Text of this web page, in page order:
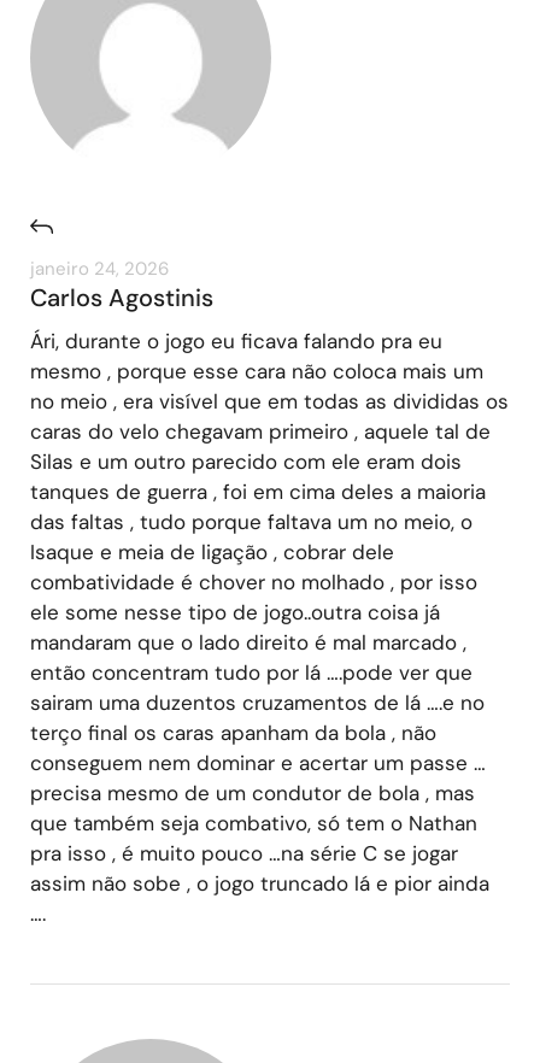
janeiro 24, 2026
Carlos Agostinis
Ári, durante o jogo eu ficava falando pra eu
mesmo , porque esse cara não coloca mais um
no meio , era visível que em todas as divididas os
caras do velo chegavam primeiro , aquele tal de
Silas e um outro parecido com ele eram dois
tanques de guerra , foi em cima deles a maioria
das faltas , tudo porque faltava um no meio, o
Isaque e meia de ligação , cobrar dele
combatividade é chover no molhado , por isso
ele some nesse tipo de jogo..outra coisa já
mandaram que o lado direito é mal marcado ,
então concentram tudo por lá ….pode ver que
sairam uma duzentos cruzamentos de lá ….e no
terço final os caras apanham da bola , não
conseguem nem dominar e acertar um passe …
precisa mesmo de um condutor de bola , mas
que também seja combativo, só tem o Nathan
pra isso , é muito pouco …na série C se jogar
assim não sobe , o jogo truncado lá e pior ainda
….